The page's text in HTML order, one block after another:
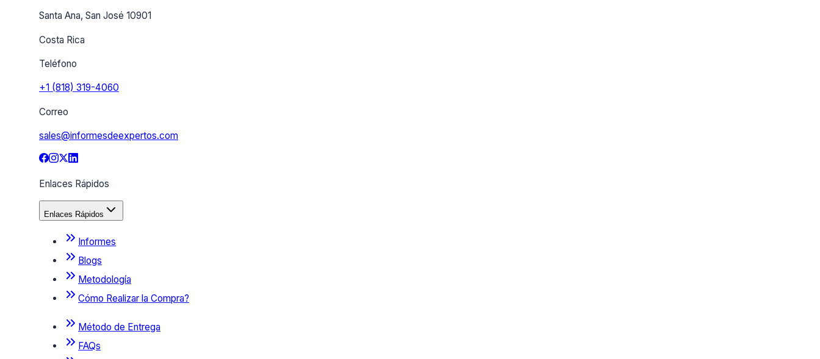
Santa Ana, San José 10901
Costa Rica
Teléfono
+1 (818) 319-4060
Correo
sales@informesdeexpertos.com
Enlaces Rápidos
Enlaces Rápidos
Informes
Blogs
Metodología
Cómo Realizar la Compra?
Método de Entrega
FAQs